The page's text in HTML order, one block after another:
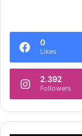
0
Likes
2.392
Followers